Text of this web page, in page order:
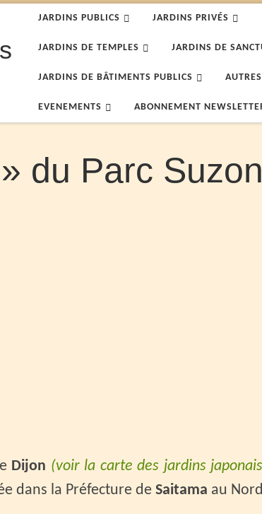
JARDINS PUBLICS JARDINS PRIVÉS
JARDINS DE TEMPLES JARDINS DE
JARDINS DE BÂTIMENTS PUBLICS
EVENEMENTS ABONNEMENT
du Parc Suzon
Dijon (voir la carte des jardins
dans la Préfecture de Saitama au